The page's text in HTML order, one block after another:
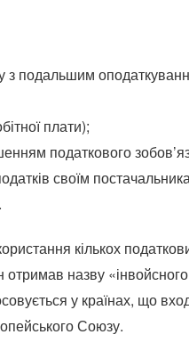
з подальшим
плати);
податкового
своїм
кількох
назву
у країнах, що
Союзу.